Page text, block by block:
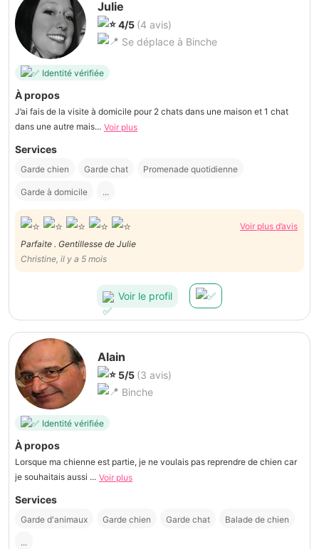
Julie
4/5 (4 avis)
Se déplace à Binche
Identité vérifiée
À propos
J’ai fais de la visite à domicile pour 2 chats dans une maison et 1 chat
dans une autre mais... Voir plus
Services
Garde chien Garde chat Promenade quotidienne
Garde à domicile ...
Voir plus d’avis
Parfaite . Gentillesse de Julie
Christine, il y a 5 mois
Voir le profil
Alain
5/5 (3 avis)
Binche
Identité vérifiée
À propos
Lorsque ma chienne est partie, je ne voulais pas reprendre de chien car
je souhaitais aussi ... Voir plus
Services
Garde d'animaux Garde chien Garde chat Balade de chien
...